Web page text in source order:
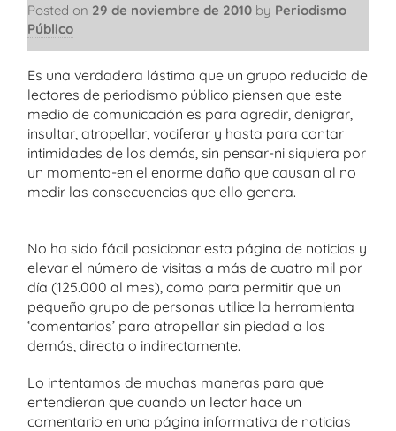
Posted on 29 de noviembre de 2010 by Periodismo
Público
Es una verdadera lástima que un grupo reducido de
lectores de periodismo público piensen que este
medio de comunicación es para agredir, denigrar,
insultar, atropellar, vociferar y hasta para contar
intimidades de los demás, sin pensar-ni siquiera por
un momento-en el enorme daño que causan al no
medir las consecuencias que ello genera.
No ha sido fácil posicionar esta página de noticias y
elevar el número de visitas a más de cuatro mil por
día (125.000 al mes), como para permitir que un
pequeño grupo de personas utilice la herramienta
‘comentarios’ para atropellar sin piedad a los
demás, directa o indirectamente.
Lo intentamos de muchas maneras para que
entendieran que cuando un lector hace un
comentario en una página informativa de noticias